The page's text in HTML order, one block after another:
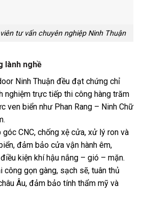
tư vấn chuyên nghiệp Ninh Thuận
lành nghề
Ninh Thuận đều đạt chứng chỉ
nghiệm trực tiếp thi công hàng trăm
ven biển như Phan Rang – Ninh Chữ
góc CNC, chống xệ cửa, xử lý ron và
đảm bảo cửa vận hành êm,
kiện khí hậu nắng – gió – mặn.
gọn gàng, sạch sẽ, tuân thủ
Âu, đảm bảo tính thẩm mỹ và